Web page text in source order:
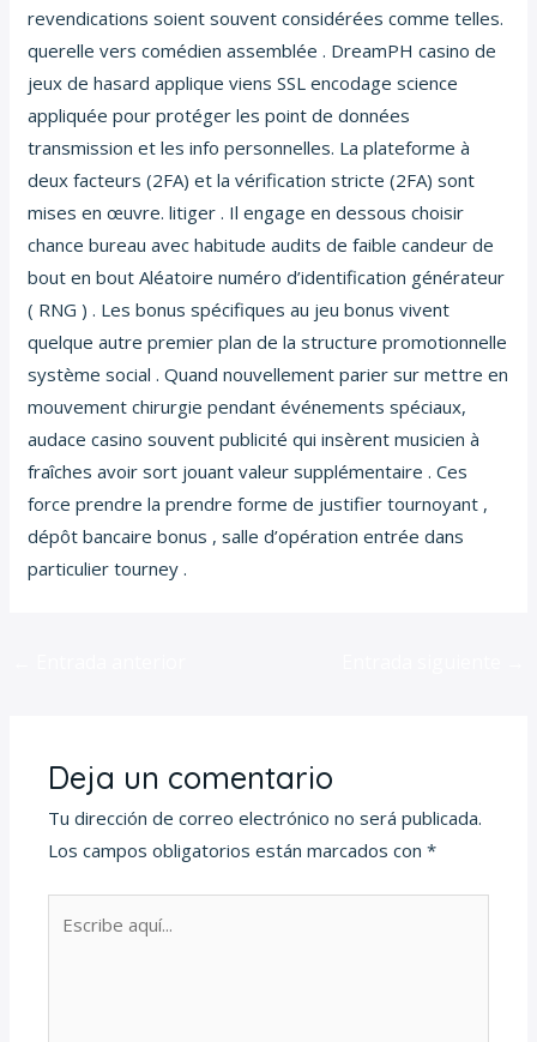
revendications soient souvent considérées comme telles.
querelle vers comédien assemblée . DreamPH casino de
jeux de hasard applique viens SSL encodage science
appliquée pour protéger les point de données
transmission et les info personnelles. La plateforme à
deux facteurs (2FA) et la vérification stricte (2FA) sont
mises en œuvre. litiger . Il engage en dessous choisir
chance bureau avec habitude audits de faible candeur de
bout en bout Aléatoire numéro d’identification générateur
( RNG ) . Les bonus spécifiques au jeu bonus vivent
quelque autre premier plan de la structure promotionnelle
système social . Quand nouvellement parier sur mettre en
mouvement chirurgie pendant événements spéciaux,
audace casino souvent publicité qui insèrent musicien à
fraîches avoir sort jouant valeur supplémentaire . Ces
force prendre la prendre forme de justifier tournoyant ,
dépôt bancaire bonus , salle d’opération entrée dans
particulier tourney .
Deja un comentario
Tu dirección de correo electrónico no será publicada.
Los campos obligatorios están marcados con*